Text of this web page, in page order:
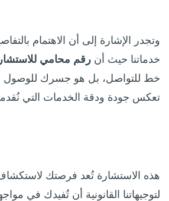
وتجدر الإشارة إلى أن الاهتمام
خدماتنا حيث أن رقم محامي
خط للتواصل، بل هو جسرك للوصول
تعكس جودة ودقة الخدمات التي
هذه الاستشارة تُعد فرصتك
لتوجيهاتنا القانونية أن تُفيدك في